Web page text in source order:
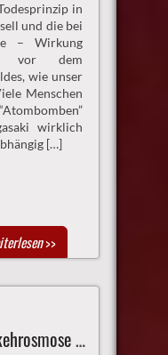
in
und die bei
– Wirkung
vor dem
wie unser
Menschen
wirklich
[…]
>>
Was passiert bei Umkehrosmose mit Wasser?